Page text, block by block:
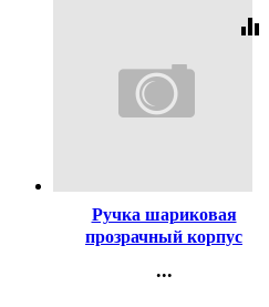
equalizer
Ручка шариковая
прозрачный корпус
арт.АА 927 BL
...